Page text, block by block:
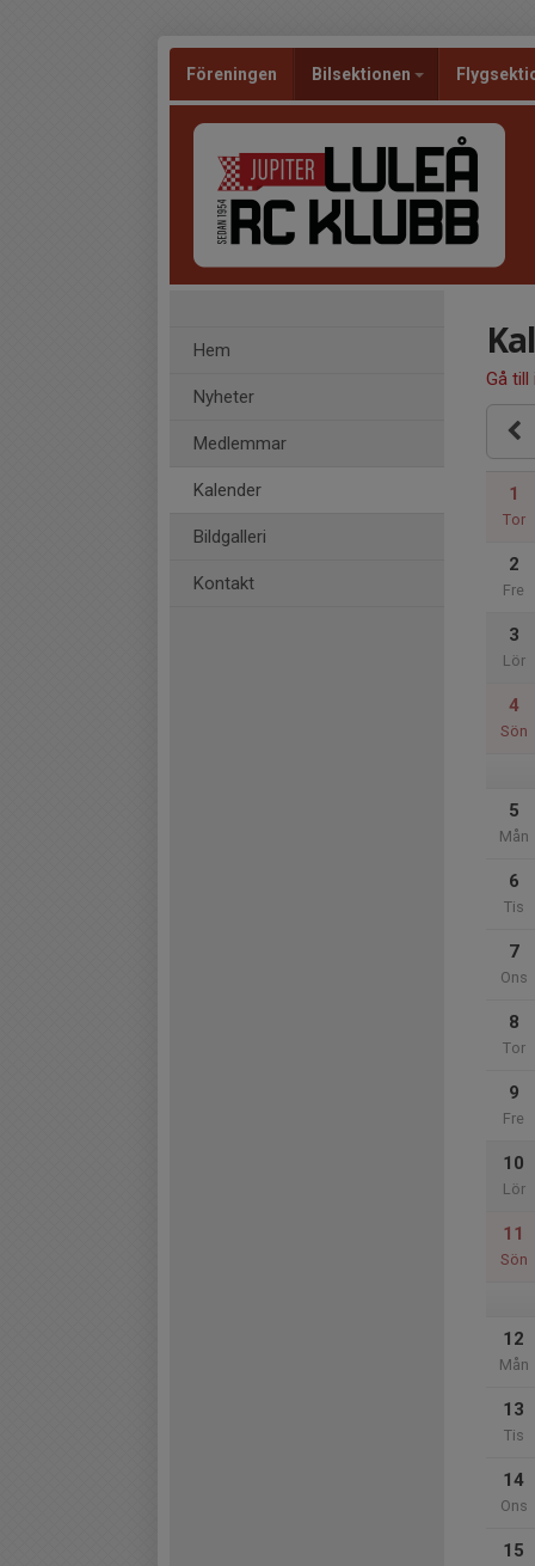
Föreningen Bilsektionen
Hem
Nyheter
Medlemmar
Kalender
Bildgalleri
Kontakt
Gå till
1
Tor
2
Fre
3
Lör
4
Sön
5
Mån
6
Tis
7
Ons
8
Tor
9
Fre
10
Lör
11
Sön
12
Mån
13
Tis
14
Ons
15